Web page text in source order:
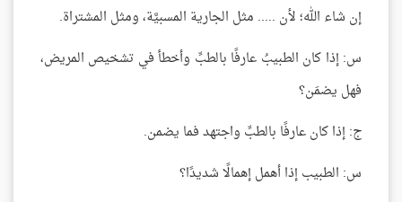
إن شاء الله؛ لأن ..... مثل الجارية المسبيَّة، ومثل المشتراة.
س: إذا كان الطبيبُ عارفًا بالطبِّ وأخطأ في تشخيص المريض،
فهل يضمَن؟
ج: إذا كان عارفًا بالطبِّ واجتهد فما يضمن.
س: الطبيب إذا أهمل إهمالًا شديدًا؟